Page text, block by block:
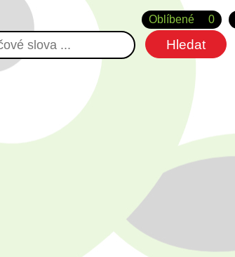
Oblíbené 0